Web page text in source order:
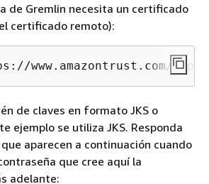
de Gremlin necesita un certificado
certificado remoto):
www.amazontrust.com/
de claves en formato JKS o
ejemplo se utiliza JKS. Responda
aparecen a continuación cuando
que cree aquí la
adelante: